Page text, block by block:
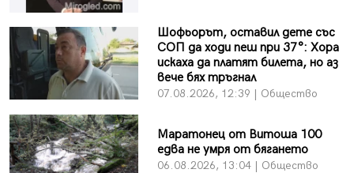
Шофьорът, оставил дете със
СОП да ходи пеш при 37°: Хора
искаха да платят билета, но аз
вече бях тръгнал
07.08.2026, 12:39 | Общество
Маратонец от Витоша 100
едва не умря от бягането
06.08.2026, 13:04 | Общество